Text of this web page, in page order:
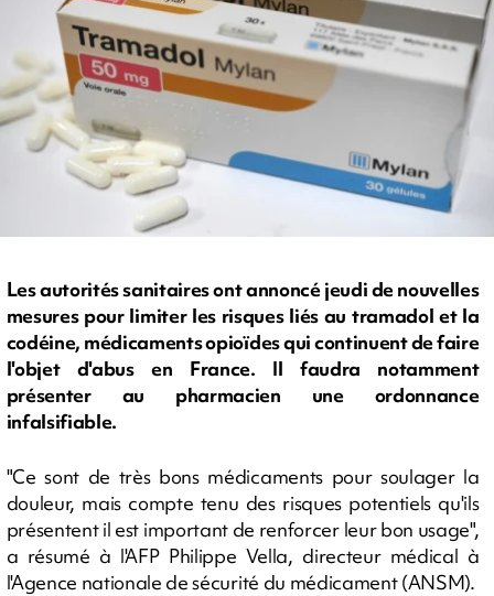
Les autorités sanitaires ont annoncé jeudi de nouvelles
mesures pour limiter les risques liés au tramadol et la
codéine, médicaments opioïdes qui continuent de faire
l'objet d'abus en France. Il faudra notamment
présenter au pharmacien une ordonnance
infalsifiable.
"Ce sont de très bons médicaments pour soulager la
douleur, mais compte tenu des risques potentiels qu'ils
présentent il est important de renforcer leur bon usage",
a résumé à l'AFP Philippe Vella, directeur médical à
l'Agence nationale de sécurité du médicament (ANSM).